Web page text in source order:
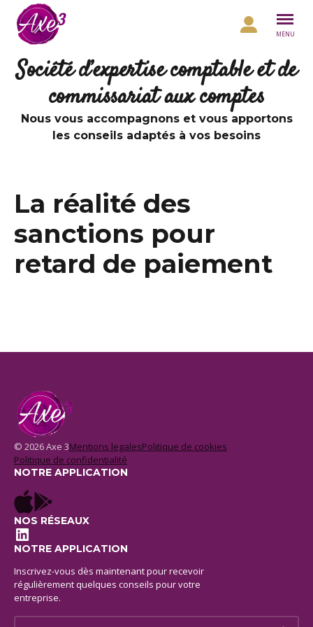
Aller au contenu
MENU
Société d’expertise comptable et de
commissariat aux comptes
Nous vous accompagnons et vous apportons
les conseils adaptés à vos besoins
La réalité des
sanctions pour
retard de paiement
© 2026 Axe 3Mentions legalesPolitique de cookies
Politique de confidentialité
NOTRE APPLICATION
NOS RÉSEAUX
LinkedIn
NOTRE APPLICATION
Inscrivez-vous dès maintenant pour recevoir
régulièrement quelques conseils pour votre
entreprise.